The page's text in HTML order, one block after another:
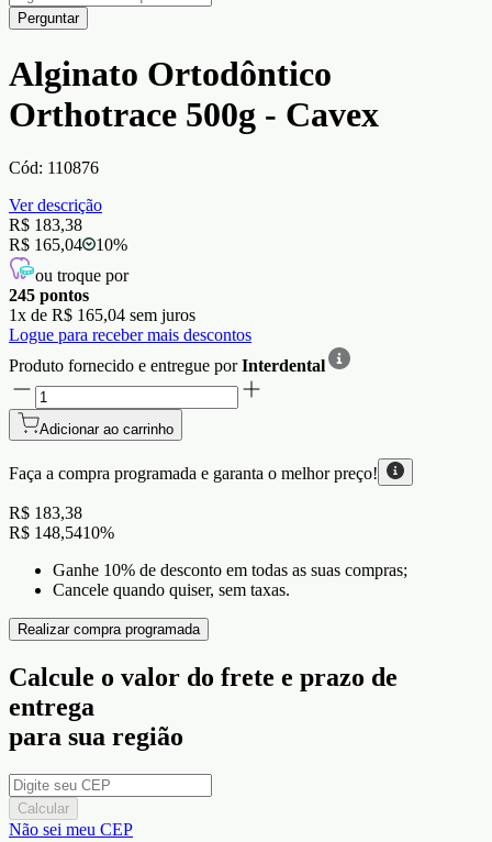
Perguntar
Alginato Ortodôntico
Orthotrace 500g - Cavex
Cód: 110876
Ver descrição
R$ 183,38
R$ 165,04
10%
ou troque por
245 pontos
1x de R$ 165,04 sem juros
Logue para receber mais descontos
Produto fornecido e entregue porInterdental
Adicionar ao carrinho
Faça a compra programada e garanta o melhor preço!
R$ 183,38
R$ 148,5410%
Ganhe 10% de desconto em todas as suas compras;
Cancele quando quiser, sem taxas.
Realizar compra programada
Calcule o valor do frete e prazo de
entrega
para sua região
Calcular
Não sei meu CEP